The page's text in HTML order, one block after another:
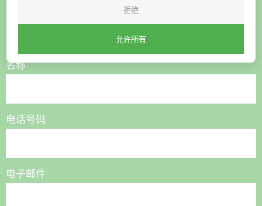
联系我们，我们将为您提供帮助
名称
电话号码
电子邮件
拒绝
允许所有